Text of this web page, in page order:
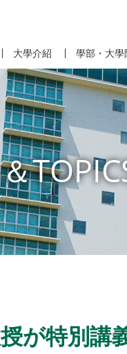
大學介紹 學部・大
が特別講